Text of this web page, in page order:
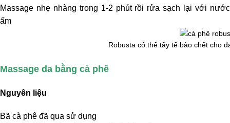
Massage nhẹ nhàng trong 1-2 phút rồi rửa sạch lại với nước
ấm
Robusta có thể tẩy tế bào chết cho
Massage da bằng cà phê
Nguyên liệu
Bã cà phê đã qua sử dụng